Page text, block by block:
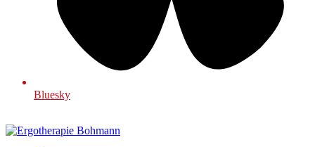
Bluesky